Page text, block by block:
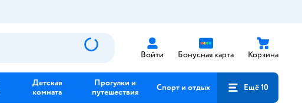
Войти Бонусная карта Корзина
Детская
комната
Прогулки и
путешествия
Спорт и отдых Ещё 10